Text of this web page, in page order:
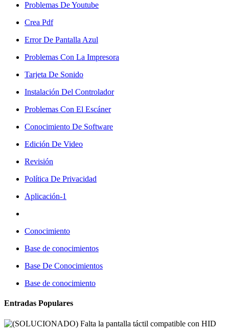
Problemas De Youtube
Crea Pdf
Error De Pantalla Azul
Problemas Con La Impresora
Tarjeta De Sonido
Instalación Del Controlador
Problemas Con El Escáner
Conocimiento De Software
Edición De Video
Revisión
Política De Privacidad
Aplicación-1
Conocimiento
Base de conocimientos
Base De Conocimientos
Base de conocimiento
Entradas Populares